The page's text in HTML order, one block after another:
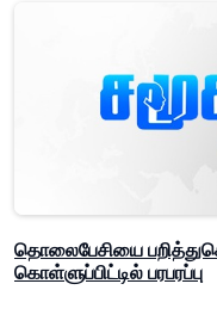
தொலைபேசியை
கொள்ளுப்பிட்டில் பரபரப்பு